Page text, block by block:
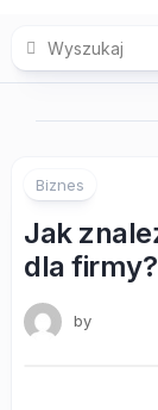
content
Biznes
Jak
dla firmy?
by